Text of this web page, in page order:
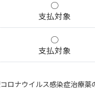
○
支払対象
○
支払対象
ナウイルス感染症治療薬